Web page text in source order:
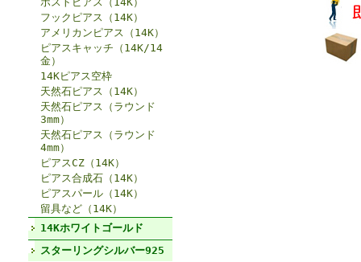
フックピアス（14K）
アメリカンピアス（14K）
ピアスキャッチ（14K/14
金）
14Kピアス空枠
天然石ピアス（14K）
天然石ピアス（ラウンド
3mm）
天然石ピアス（ラウンド
4mm）
ピアスCZ（14K）
ピアス合成石（14K）
ピアスパール（14K）
留具など（14K）
14Kホワイトゴールド
スターリングシルバー925